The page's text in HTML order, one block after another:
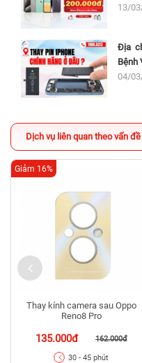
13/
Địa
Bệnh
04/
Dịch vụ liên quan theo vấn đề
Thay kính camera sau Oppo
Reno8 Pro
135.000đ 162.000đ
Giảm 16%
30 - 45 phút